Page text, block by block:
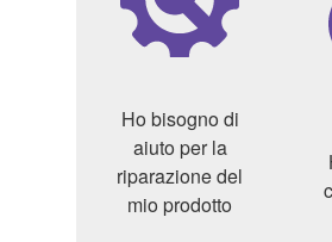
Ho bisogno di
aiuto per la
riparazione del
mio prodotto